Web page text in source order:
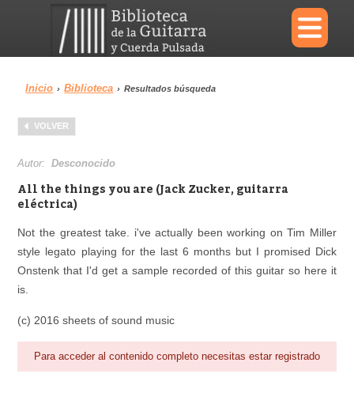
×
Menu
Biblioteca
Área personal Reproductor
Inicio › Biblioteca › Resultados búsqueda
VOLVER
Autor:Desconocido
All the things you are (Jack Zucker, guitarra
eléctrica)
Not the greatest take. i've actually been working on Tim Miller
style legato playing for the last 6 months but I promised Dick
Onstenk that I'd get a sample recorded of this guitar so here it
is.
(c) 2016 sheets of sound music
Para acceder al contenido completo necesitas estar registrado